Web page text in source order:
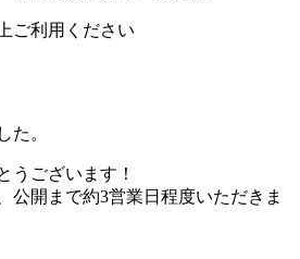
ご利用ください
た。
うございます！
公開まで約3営業日程度いただきま